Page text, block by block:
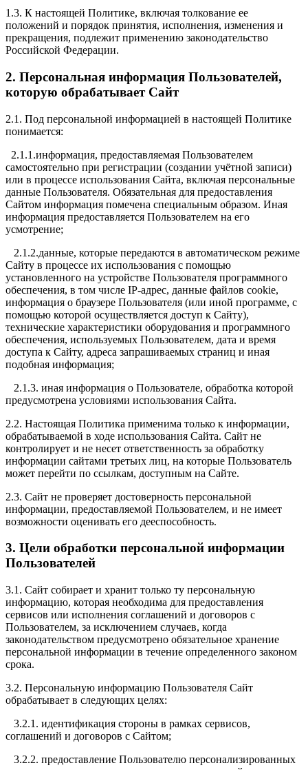
1.3. К настоящей Политике, включая толкование ее
положений и порядок принятия, исполнения, изменения и
прекращения, подлежит применению законодательство
Российской Федерации.
2. Персональная информация Пользователей,
которую обрабатывает Сайт
2.1. Под персональной информацией в настоящей Политике
понимается:
2.1.1.информация, предоставляемая Пользователем
самостоятельно при регистрации (создании учётной записи)
или в процессе использования Сайта, включая персональные
данные Пользователя. Обязательная для предоставления
Сайтом информация помечена специальным образом. Иная
информация предоставляется Пользователем на его
усмотрение;
2.1.2.данные, которые передаются в автоматическом режиме
Сайту в процессе их использования с помощью
установленного на устройстве Пользователя программного
обеспечения, в том числе IP-адрес, данные файлов cookie,
информация о браузере Пользователя (или иной программе, с
помощью которой осуществляется доступ к Сайту),
технические характеристики оборудования и программного
обеспечения, используемых Пользователем, дата и время
доступа к Сайту, адреса запрашиваемых страниц и иная
подобная информация;
2.1.3. иная информация о Пользователе, обработка которой
предусмотрена условиями использования Сайта.
2.2. Настоящая Политика применима только к информации,
обрабатываемой в ходе использования Сайта. Сайт не
контролирует и не несет ответственность за обработку
информации сайтами третьих лиц, на которые Пользователь
может перейти по ссылкам, доступным на Сайте.
2.3. Сайт не проверяет достоверность персональной
информации, предоставляемой Пользователем, и не имеет
возможности оценивать его дееспособность.
3. Цели обработки персональной информации
Пользователей
3.1. Сайт собирает и хранит только ту персональную
информацию, которая необходима для предоставления
сервисов или исполнения соглашений и договоров с
Пользователем, за исключением случаев, когда
законодательством предусмотрено обязательное хранение
персональной информации в течение определенного законом
срока.
3.2. Персональную информацию Пользователя Сайт
обрабатывает в следующих целях:
3.2.1. идентификация стороны в рамках сервисов,
соглашений и договоров с Сайтом;
3.2.2. предоставление Пользователю персонализированных